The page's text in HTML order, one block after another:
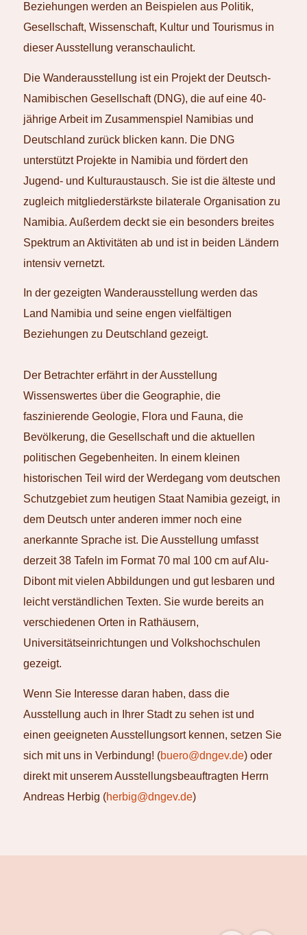
Beziehungen werden an Beispielen aus Politik,
Gesellschaft, Wissenschaft, Kultur und Tourismus in
dieser Ausstellung veranschaulicht.
Die Wanderausstellung ist ein Projekt der Deutsch-
Namibischen Gesellschaft (DNG), die auf eine 40-
jährige Arbeit im Zusammenspiel Namibias und
Deutschland zurück blicken kann. Die DNG
unterstützt Projekte in Namibia und fördert den
Jugend- und Kulturaustausch. Sie ist die älteste und
zugleich mitgliederstärkste bilaterale Organisation zu
Namibia. Außerdem deckt sie ein besonders breites
Spektrum an Aktivitäten ab und ist in beiden Ländern
intensiv vernetzt.
In der gezeigten Wanderausstellung werden das
Land Namibia und seine engen vielfältigen
Beziehungen zu Deutschland gezeigt.
Der Betrachter erfährt in der Ausstellung
Wissenswertes über die Geographie, die
faszinierende Geologie, Flora und Fauna, die
Bevölkerung, die Gesellschaft und die aktuellen
politischen Gegebenheiten. In einem kleinen
historischen Teil wird der Werdegang vom deutschen
Schutzgebiet zum heutigen Staat Namibia gezeigt, in
dem Deutsch unter anderen immer noch eine
anerkannte Sprache ist. Die Ausstellung umfasst
derzeit 38 Tafeln im Format 70 mal 100 cm auf Alu-
Dibont mit vielen Abbildungen und gut lesbaren und
leicht verständlichen Texten. Sie wurde bereits an
verschiedenen Orten in Rathäusern,
Universitätseinrichtungen und Volkshochschulen
gezeigt.
Wenn Sie Interesse daran haben, dass die
Ausstellung auch in Ihrer Stadt zu sehen ist und
einen geeigneten Ausstellungsort kennen, setzen Sie
sich mit uns in Verbindung! (buero@dngev.de) oder
direkt mit unserem Ausstellungsbeauftragten Herrn
Andreas Herbig (herbig@dngev.de)